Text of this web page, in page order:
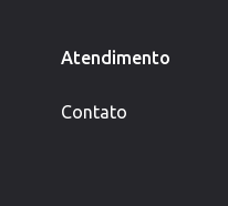
Atendimento
Contato